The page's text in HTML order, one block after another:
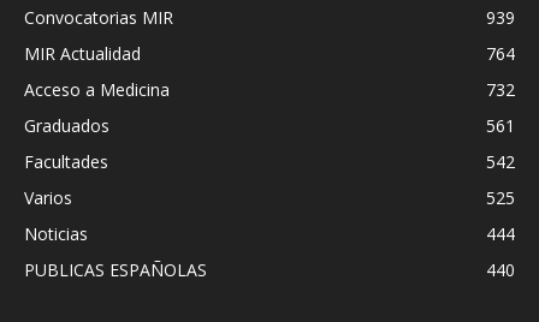
Convocatorias MIR
939
MIR Actualidad
764
Acceso a Medicina
732
Graduados
561
Facultades
542
Varios
525
Noticias
444
PUBLICAS ESPAÑOLAS
440